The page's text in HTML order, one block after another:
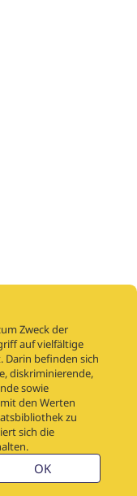
Links
Bestände
Zweck der
auf vielfältige
Darin befinden sich
diskriminierende,
sowie
den Werten
zu
sich die
OK